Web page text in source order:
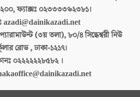
ফ্যাক্সঃ ০২৩৩৩৩৬২৩৮১।
azadi@dainikazadi.net
(৩য় তলা), ৮০/৪ সিদ্ধেশ্বরী নিউ
রোড , ঢাকা-১২১৭।
০২২২২২২৮৫৮২ ।